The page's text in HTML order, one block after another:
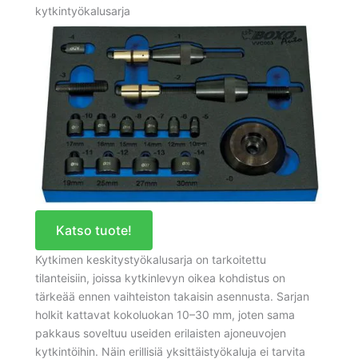
kytkintyökalusarja
Katso tuote!
Kytkimen keskitystyökalusarja on tarkoitettu
tilanteisiin, joissa kytkinlevyn oikea kohdistus on
tärkeää ennen vaihteiston takaisin asennusta. Sarjan
holkit kattavat kokoluokan 10–30 mm, joten sama
pakkaus soveltuu useiden erilaisten ajoneuvojen
kytkintöihin. Näin erillisiä yksittäistyökaluja ei tarvita